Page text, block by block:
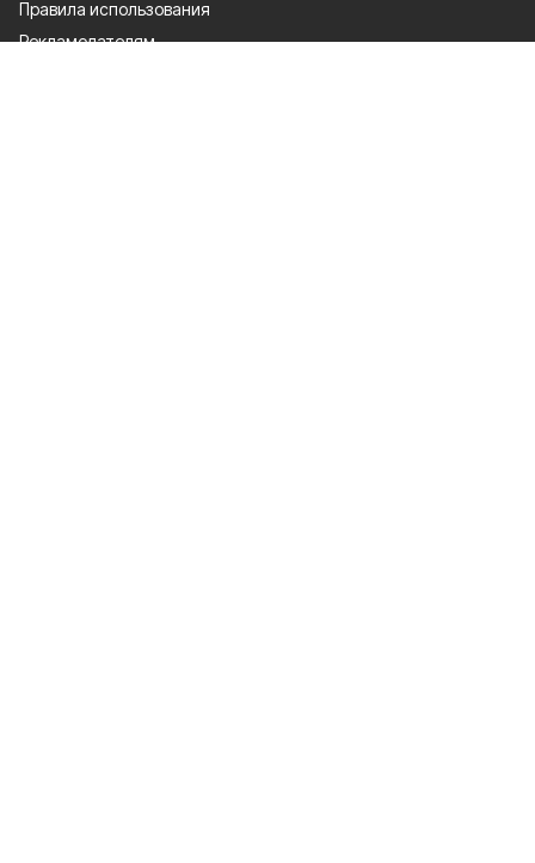
Правила использования
Рекламодателям